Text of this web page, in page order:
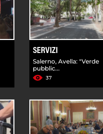
SERVIZI
Salerno, Avella: "Verde
pubblic...
37